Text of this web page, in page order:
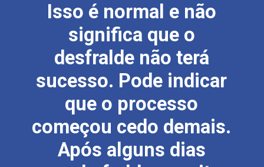
Isso é normal e não
significa que o
desfralde não terá
sucesso. Pode indicar
que o processo
começou cedo demais.
Após alguns dias